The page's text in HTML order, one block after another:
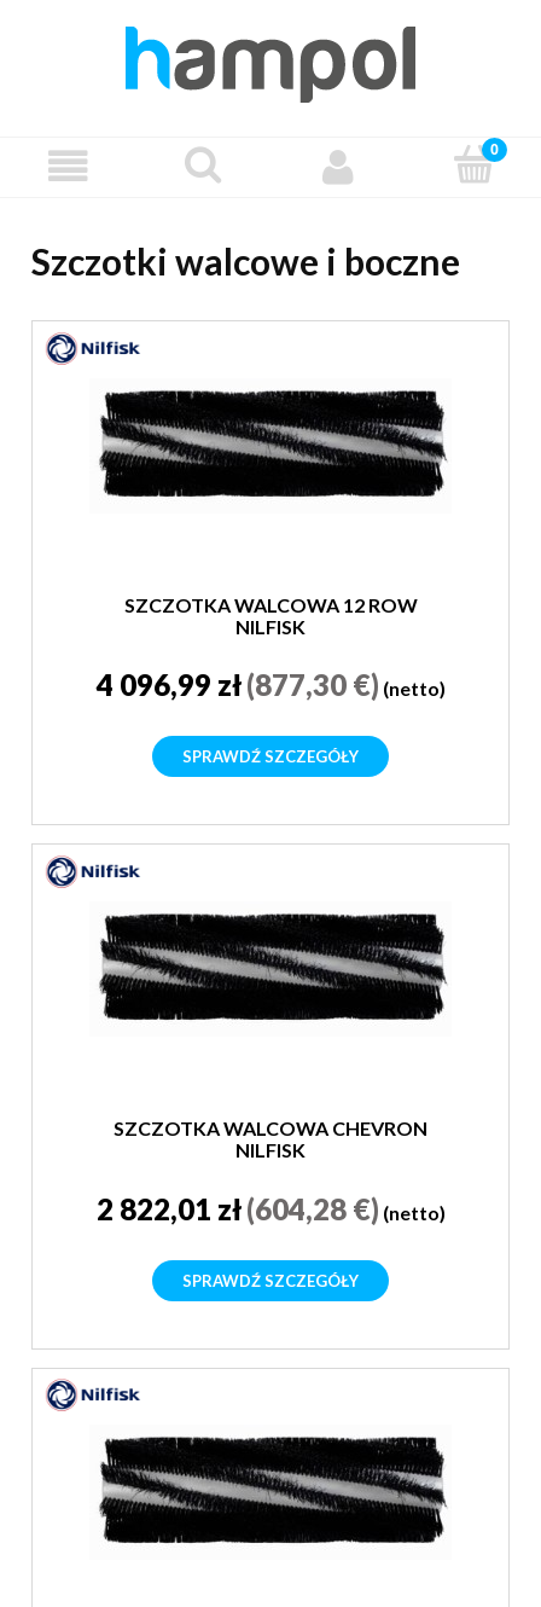
Szczotki walcowe i boczne
SZCZOTKA WALCOWA 12 ROW
NILFISK
4 096,99 zł(877,30 €) (netto)
SPRAWDŹ SZCZEGÓŁY
SZCZOTKA WALCOWA CHEVRON
NILFISK
2 822,01 zł(604,28 €) (netto)
SPRAWDŹ SZCZEGÓŁY